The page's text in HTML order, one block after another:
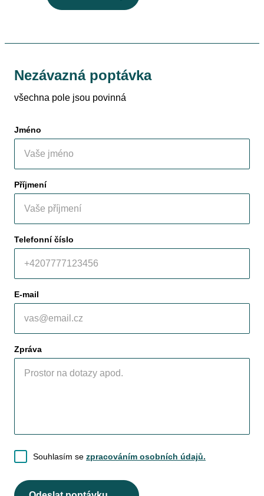
Nezávazná poptávka
všechna pole jsou povinná
Jméno
Příjmení
Telefonní číslo
E-mail
Zpráva
Souhlasím se zpracováním osobních údajů.